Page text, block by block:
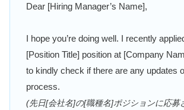
Dear [Hiring Manager’s Name],
I hope you’re doing well. I recently
[Position Title] position at [Company
to kindly check if there are any updates
process.
(先日[会社名]の[職種名]ポジションに応募